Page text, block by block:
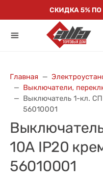
СКИДКА 5% ПО
Главная
Выключатели,
Выключатель 1-кл.
56010001
10А IP20
56010001